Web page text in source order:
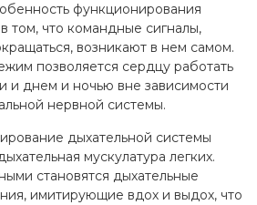
функционирования
том, что командные сигналы,
возникают в нем самом.
позволяется сердцу работать
и днем и ночью вне зависимости
нервной системы.
дыхательной системы
мускулатура легких.
становятся дыхательные
имитирующие вдох и выдох, что